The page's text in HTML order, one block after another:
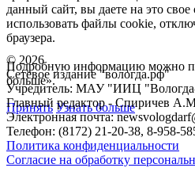
© 2026
Сетевое издание "вологда.рф"
Учредитель: МАУ "ИИЦ
Главный редактор - Спиричев
Электронная почта:
Телефон: (8172) 21-20-38, 8-958-
Политика конфиденциальности
Согласие на обработку
данный сайт, вы даете на это
использовать файлы cookie,
браузера.
Подробную информацию можно
больше».
Принять Узнать больше